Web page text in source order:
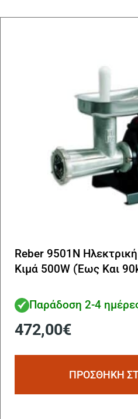
Reber 9501N
Κιμά 500W (Έως Και
Παράδοση 2-4
472,00€
ΠΡΟΣΘΗΚΗ